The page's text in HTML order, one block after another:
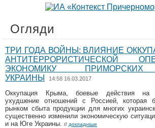
Огляди
ТРИ ГОДА ВОЙНЫ: ВЛИЯНИЕ
АНТИТЕРРОРИСТИЧЕСКОЙ
ЭКОНОМИКУ
УКРАИНЫ
14:58 16.03.2017
Оккупация Крыма, боевые действия на
ухудшение отношений с Россией, которая
рынком сбыта продукции для многих
существенно изменили экономическую
и на Юге Украины. // докладніше